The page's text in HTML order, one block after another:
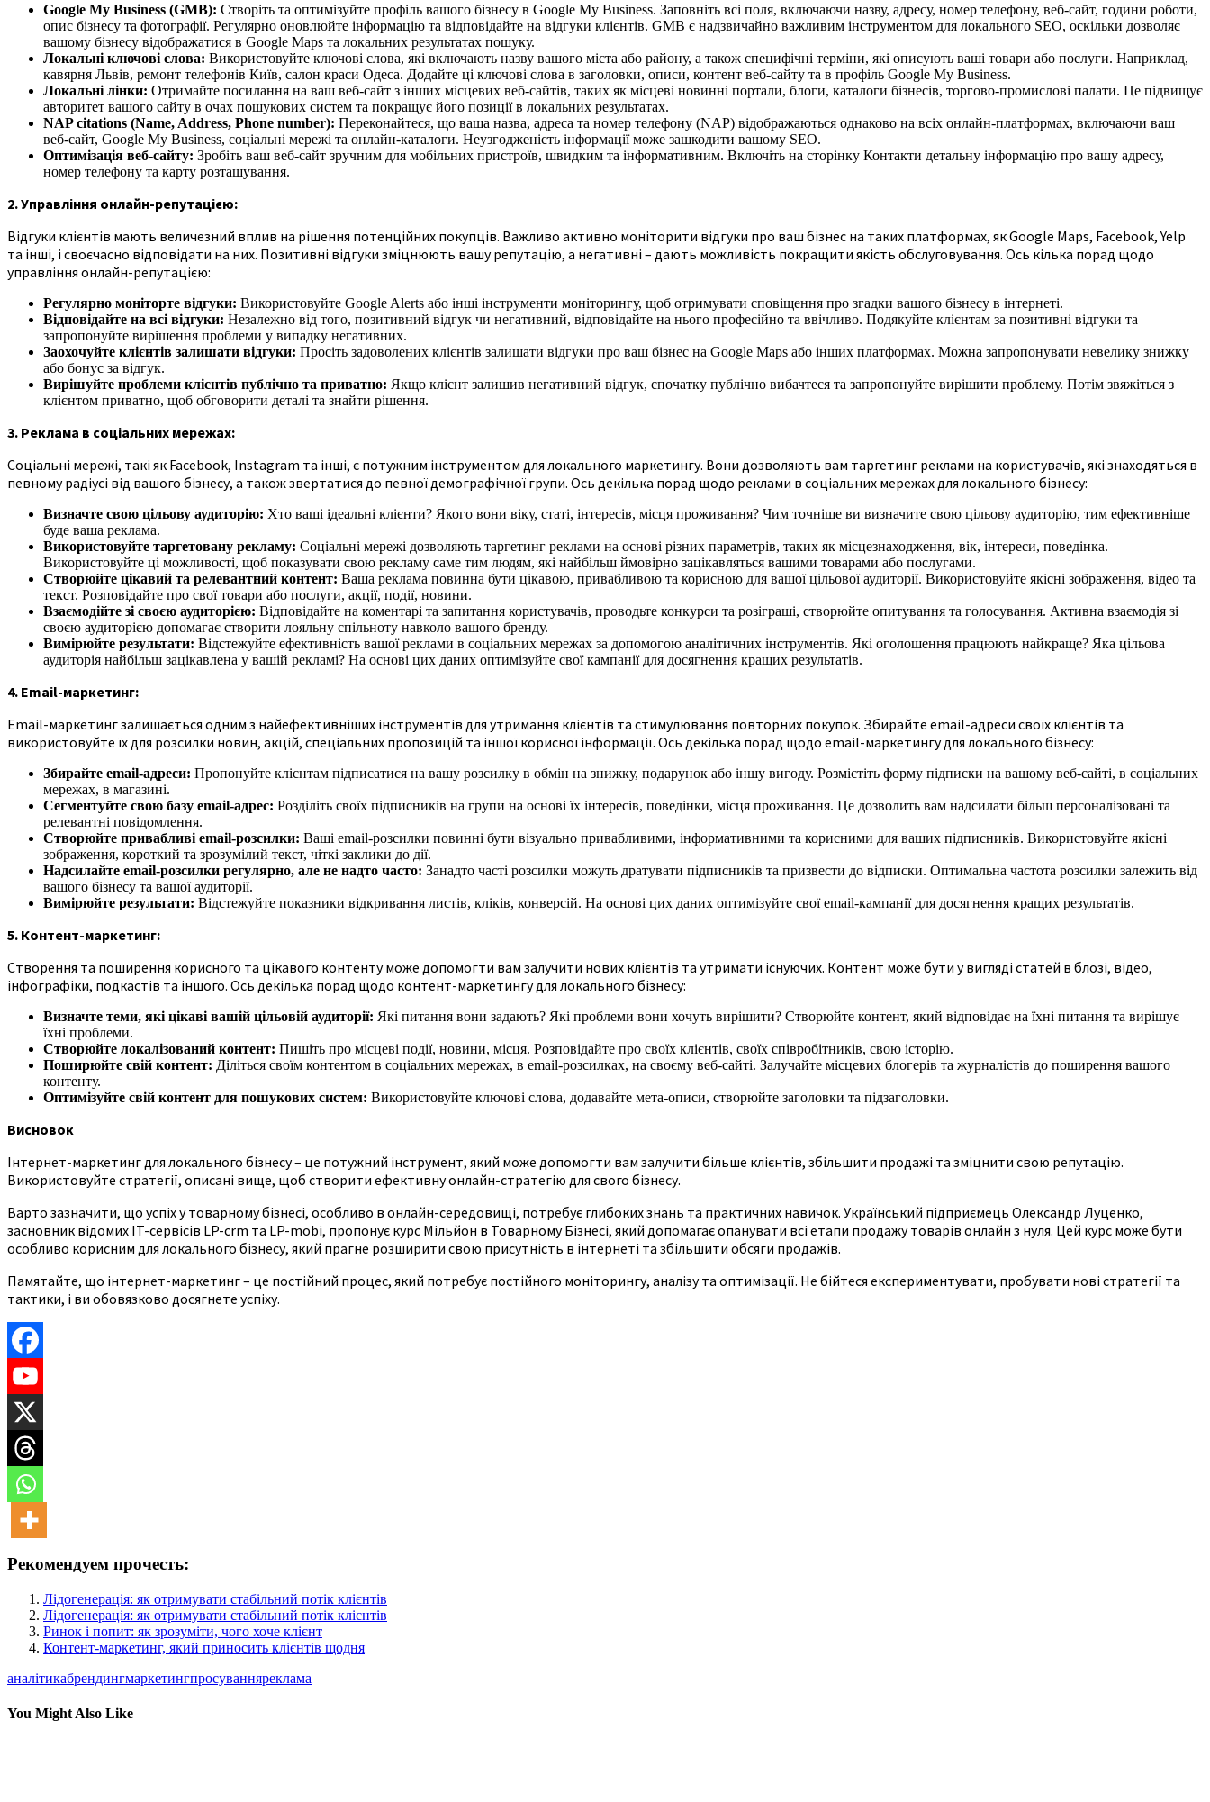
Google My Business (GMB): Створіть та оптимізуйте профіль вашого бізнесу в Google My Business. Заповніть всі поля, включаючи назву, адресу, номер телефону, веб-сайт, години роботи,
опис бізнесу та фотографії. Регулярно оновлюйте інформацію та відповідайте на відгуки клієнтів. GMB є надзвичайно важливим інструментом для локального SEO, оскільки дозволяє
вашому бізнесу відображатися в Google Maps та локальних результатах пошуку.
Локальні ключові слова: Використовуйте ключові слова, які включають назву вашого міста або району, а також специфічні терміни, які описують ваші товари або послуги. Наприклад,
кавярня Львів, ремонт телефонів Київ, салон краси Одеса. Додайте ці ключові слова в заголовки, описи, контент веб-сайту та в профіль Google My Business.
Локальні лінки: Отримайте посилання на ваш веб-сайт з інших місцевих веб-сайтів, таких як місцеві новинні портали, блоги, каталоги бізнесів, торгово-промислові палати. Це підвищує
авторитет вашого сайту в очах пошукових систем та покращує його позиції в локальних результатах.
NAP citations (Name, Address, Phone number): Переконайтеся, що ваша назва, адреса та номер телефону (NAP) відображаються однаково на всіх онлайн-платформах, включаючи ваш
веб-сайт, Google My Business, соціальні мережі та онлайн-каталоги. Неузгодженість інформації може зашкодити вашому SEO.
Оптимізація веб-сайту: Зробіть ваш веб-сайт зручним для мобільних пристроїв, швидким та інформативним. Включіть на сторінку Контакти детальну інформацію про вашу адресу,
номер телефону та карту розташування.
2. Управління онлайн-репутацією:
Відгуки клієнтів мають величезний вплив на рішення потенційних покупців. Важливо активно моніторити відгуки про ваш бізнес на таких платформах, як Google Maps, Facebook, Yelp
та інші, і своєчасно відповідати на них. Позитивні відгуки зміцнюють вашу репутацію, а негативні – дають можливість покращити якість обслуговування. Ось кілька порад щодо
управління онлайн-репутацією:
Регулярно моніторте відгуки: Використовуйте Google Alerts або інші інструменти моніторингу, щоб отримувати сповіщення про згадки вашого бізнесу в інтернеті.
Відповідайте на всі відгуки: Незалежно від того, позитивний відгук чи негативний, відповідайте на нього професійно та ввічливо. Подякуйте клієнтам за позитивні відгуки та
запропонуйте вирішення проблеми у випадку негативних.
Заохочуйте клієнтів залишати відгуки: Просіть задоволених клієнтів залишати відгуки про ваш бізнес на Google Maps або інших платформах. Можна запропонувати невелику знижку
або бонус за відгук.
Вирішуйте проблеми клієнтів публічно та приватно: Якщо клієнт залишив негативний відгук, спочатку публічно вибачтеся та запропонуйте вирішити проблему. Потім звяжіться з
клієнтом приватно, щоб обговорити деталі та знайти рішення.
3. Реклама в соціальних мережах:
Соціальні мережі, такі як Facebook, Instagram та інші, є потужним інструментом для локального маркетингу. Вони дозволяють вам таргетинг реклами на користувачів, які знаходяться в
певному радіусі від вашого бізнесу, а також звертатися до певної демографічної групи. Ось декілька порад щодо реклами в соціальних мережах для локального бізнесу:
Визначте свою цільову аудиторію: Хто ваші ідеальні клієнти? Якого вони віку, статі, інтересів, місця проживання? Чим точніше ви визначите свою цільову аудиторію, тим ефективніше
буде ваша реклама.
Використовуйте таргетовану рекламу: Соціальні мережі дозволяють таргетинг реклами на основі різних параметрів, таких як місцезнаходження, вік, інтереси, поведінка.
Використовуйте ці можливості, щоб показувати свою рекламу саме тим людям, які найбільш ймовірно зацікавляться вашими товарами або послугами.
Створюйте цікавий та релевантний контент: Ваша реклама повинна бути цікавою, привабливою та корисною для вашої цільової аудиторії. Використовуйте якісні зображення, відео та
текст. Розповідайте про свої товари або послуги, акції, події, новини.
Взаємодійте зі своєю аудиторією: Відповідайте на коментарі та запитання користувачів, проводьте конкурси та розіграші, створюйте опитування та голосування. Активна взаємодія зі
своєю аудиторією допомагає створити лояльну спільноту навколо вашого бренду.
Вимірюйте результати: Відстежуйте ефективність вашої реклами в соціальних мережах за допомогою аналітичних інструментів. Які оголошення працюють найкраще? Яка цільова
аудиторія найбільш зацікавлена у вашій рекламі? На основі цих даних оптимізуйте свої кампанії для досягнення кращих результатів.
4. Email-маркетинг:
Email-маркетинг залишається одним з найефективніших інструментів для утримання клієнтів та стимулювання повторних покупок. Збирайте email-адреси своїх клієнтів та
використовуйте їх для розсилки новин, акцій, спеціальних пропозицій та іншої корисної інформації. Ось декілька порад щодо email-маркетингу для локального бізнесу:
Збирайте email-адреси: Пропонуйте клієнтам підписатися на вашу розсилку в обмін на знижку, подарунок або іншу вигоду. Розмістіть форму підписки на вашому веб-сайті, в соціальних
мережах, в магазині.
Сегментуйте свою базу email-адрес: Розділіть своїх підписників на групи на основі їх інтересів, поведінки, місця проживання. Це дозволить вам надсилати більш персоналізовані та
релевантні повідомлення.
Створюйте привабливі email-розсилки: Ваші email-розсилки повинні бути візуально привабливими, інформативними та корисними для ваших підписників. Використовуйте якісні
зображення, короткий та зрозумілий текст, чіткі заклики до дії.
Надсилайте email-розсилки регулярно, але не надто часто: Занадто часті розсилки можуть дратувати підписників та призвести до відписки. Оптимальна частота розсилки залежить від
вашого бізнесу та вашої аудиторії.
Вимірюйте результати: Відстежуйте показники відкривання листів, кліків, конверсій. На основі цих даних оптимізуйте свої email-кампанії для досягнення кращих результатів.
5. Контент-маркетинг:
Створення та поширення корисного та цікавого контенту може допомогти вам залучити нових клієнтів та утримати існуючих. Контент може бути у вигляді статей в блозі, відео,
інфографіки, подкастів та іншого. Ось декілька порад щодо контент-маркетингу для локального бізнесу:
Визначте теми, які цікаві вашій цільовій аудиторії: Які питання вони задають? Які проблеми вони хочуть вирішити? Створюйте контент, який відповідає на їхні питання та вирішує
їхні проблеми.
Створюйте локалізований контент: Пишіть про місцеві події, новини, місця. Розповідайте про своїх клієнтів, своїх співробітників, свою історію.
Поширюйте свій контент: Діліться своїм контентом в соціальних мережах, в email-розсилках, на своєму веб-сайті. Залучайте місцевих блогерів та журналістів до поширення вашого
контенту.
Оптимізуйте свій контент для пошукових систем: Використовуйте ключові слова, додавайте мета-описи, створюйте заголовки та підзаголовки.
Висновок
Інтернет-маркетинг для локального бізнесу – це потужний інструмент, який може допомогти вам залучити більше клієнтів, збільшити продажі та зміцнити свою репутацію.
Використовуйте стратегії, описані вище, щоб створити ефективну онлайн-стратегію для свого бізнесу.
Варто зазначити, що успіх у товарному бізнесі, особливо в онлайн-середовищі, потребує глибоких знань та практичних навичок. Український підприємець Олександр Луценко,
засновник відомих IT-сервісів LP-crm та LP-mobi, пропонує курс Мільйон в Товарному Бізнесі, який допомагає опанувати всі етапи продажу товарів онлайн з нуля. Цей курс може бути
особливо корисним для локального бізнесу, який прагне розширити свою присутність в інтернеті та збільшити обсяги продажів.
Памятайте, що інтернет-маркетинг – це постійний процес, який потребує постійного моніторингу, аналізу та оптимізації. Не бійтеся експериментувати, пробувати нові стратегії та
тактики, і ви обовязково досягнете успіху.
Рекомендуем прочесть:
Лідогенерація: як отримувати стабільний потік клієнтів
Лідогенерація: як отримувати стабільний потік клієнтів
Ринок і попит: як зрозуміти, чого хоче клієнт
Контент-маркетинг, який приносить клієнтів щодня
аналітикабрендингмаркетингпросуванняреклама
You Might Also Like